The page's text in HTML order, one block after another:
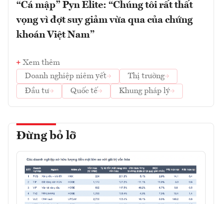
“Cá mập” Pyn Elite: “Chúng tôi rất thất
vọng vì đợt suy giảm vừa qua của chứng
khoán Việt Nam”
Xem thêm
Doanh nghiệp niêm yết
Thị trường
Đầu tư
Quốc tế Khung pháp lý
Đừng bỏ lỡ